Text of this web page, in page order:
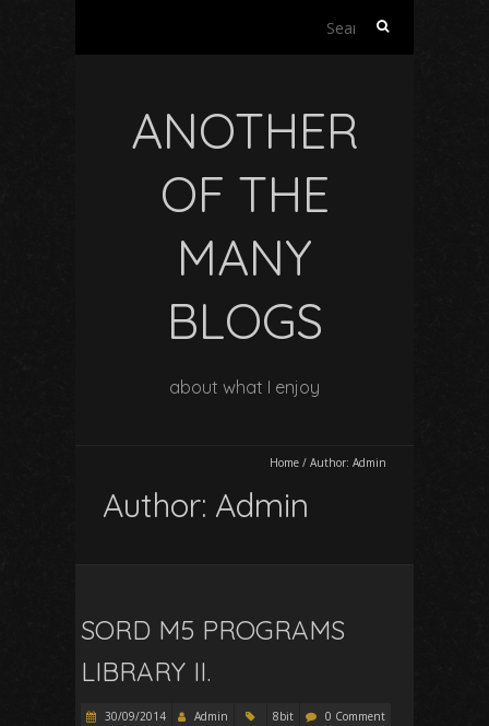
Search
ANOTHER
OF THE
MANY
BLOGS
about what I enjoy
Home / Author: Admin
Author: Admin
SORD M5 PROGRAMS
LIBRARY II.
30/09/2014 Admin 8bit
0 Comment